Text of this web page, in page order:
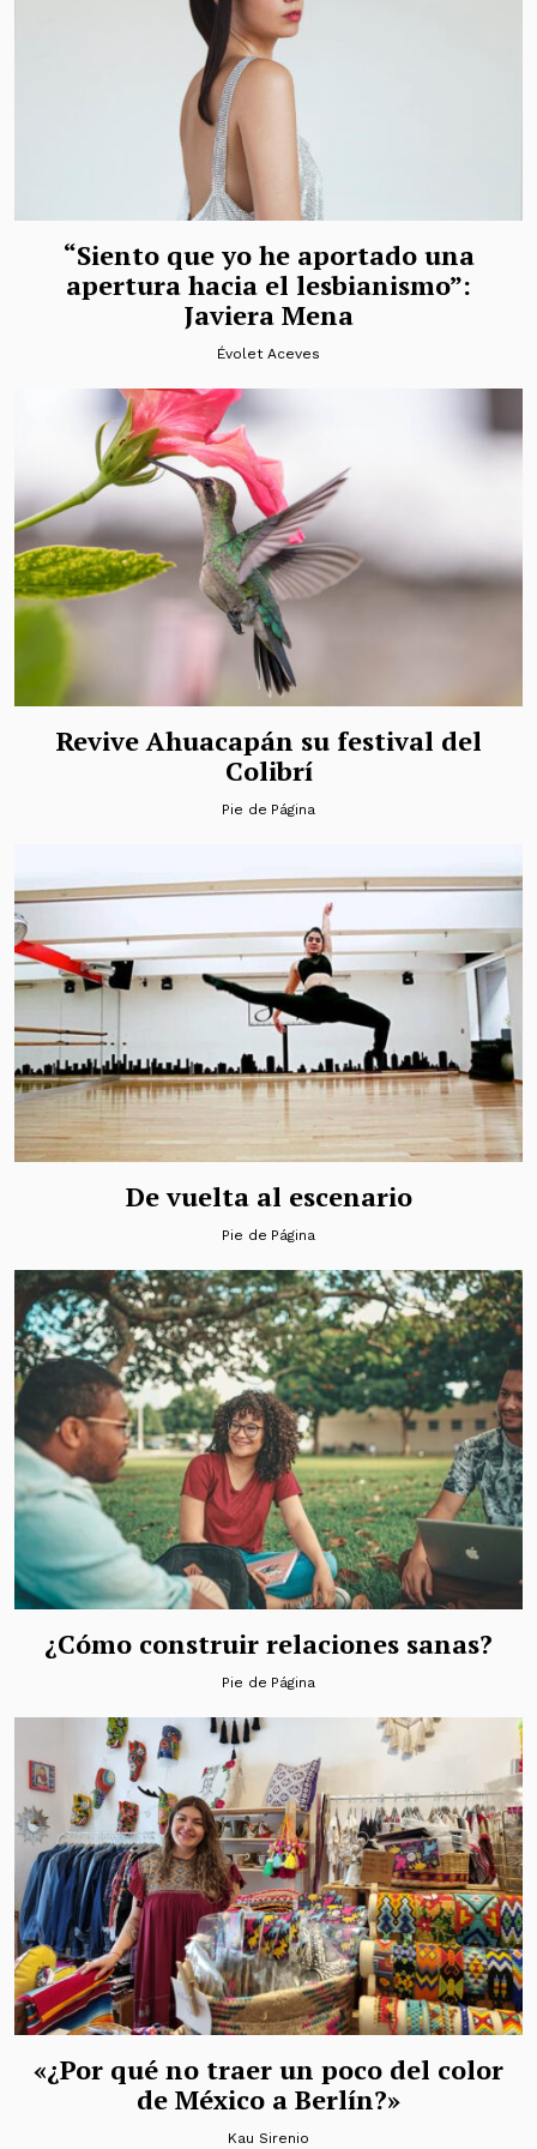
“Siento que yo he aportado una
apertura hacia el lesbianismo”:
Javiera Mena
Évolet Aceves
Revive Ahuacapán su festival del
Colibrí
Pie de Página
De vuelta al escenario
Pie de Página
¿Cómo construir relaciones sanas?
Pie de Página
«¿Por qué no traer un poco del color
de México a Berlín?»
Kau Sirenio